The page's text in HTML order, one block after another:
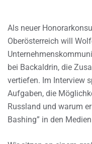
Als neuer
Oberösterreich will
bei Backaldrin, die
vertiefen. Im Interview
Aufgaben, die
Russland und warum
Bashing” in den